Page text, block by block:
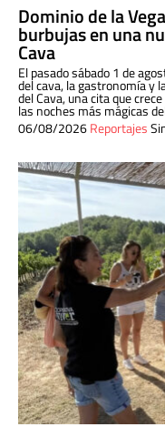
Dominio de la
burbujas en una
Cava
El pasado sábado 1 de
del cava, la gastronomía y
del Cava, una cita que
las noches más mágicas
06/08/2026Reportajes